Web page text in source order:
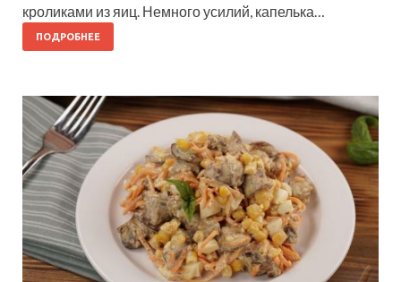
кроликами из яиц. Немного усилий, капелька…
ПОДРОБНЕЕ